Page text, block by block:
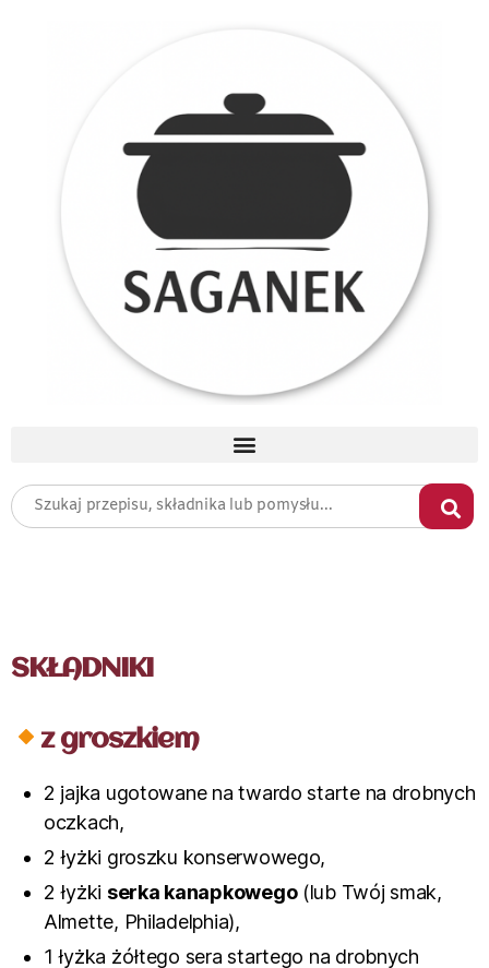
SKŁADNIKI
z groszkiem
2 jajka ugotowane na twardo starte na drobnych
oczkach,
2 łyżki groszku konserwowego,
2 łyżki serka kanapkowego(lub Twój smak,
Almette, Philadelphia),
1 łyżka żółtego sera startego na drobnych